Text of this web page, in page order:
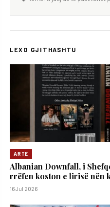
LEXO GJITHASHTU
ARTE
Albanian Downfall, i
rrëfen koston e lirisë nën
16 Jul 2026